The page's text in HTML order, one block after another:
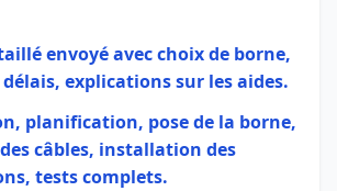
envoyé avec choix de borne,
explications sur les aides.
planification, pose de la borne,
câbles, installation des
tests complets.